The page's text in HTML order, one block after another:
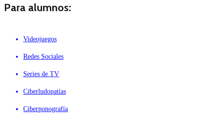
Para alumnos:
Videojuegos
Redes Sociales
Series de TV
Ciberludopatías
Ciberponografía